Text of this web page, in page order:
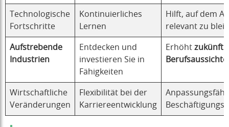
Technologische
Fortschritte
Kontinuierliches
Lernen
Hilft, auf dem
relevant zu
Aufstrebende
Industrien
Entdecken und
investieren Sie in
Fähigkeiten
Erhöht
Wirtschaftliche
Veränderungen
Flexibilität bei der
Karriereentwicklung